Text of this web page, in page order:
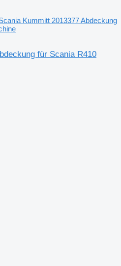
Kummitt 2013377 Abdeckung
für Scania R410